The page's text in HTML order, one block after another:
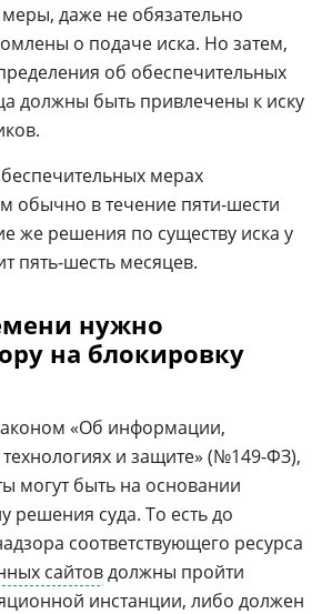
даже не обязательно
о подаче иска. Но затем,
об обеспечительных
должны быть привлечены к иску
мерах
обычно в течение пяти-шести
же решения по существу иска у
пять-шесть месяцев.
нужно
на блокировку
«Об информации,
и защите» (№149-ФЗ),
могут быть на основании
решения суда. То есть до
соответствующего ресурса
сайтовдолжны пройти
инстанции, либо должен